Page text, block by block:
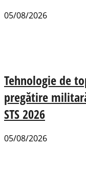
05/08/2026
Tehnologie de
pregătire
STS 2026
05/08/2026